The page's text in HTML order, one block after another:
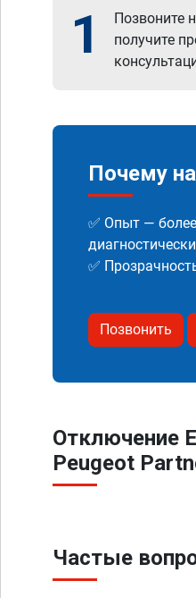
1 Позвоните
получите
Почему
✅ Опыт —
✅
Позвонить
Отключение
Peugeot
Частые